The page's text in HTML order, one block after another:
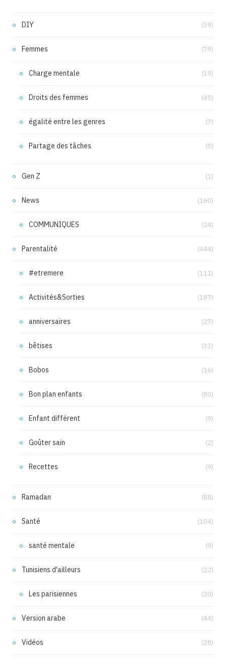
DIY (39)
Femmes (79)
Charge mentale (19)
Droits des femmes (45)
égalité entre les genres (7)
Partage des tâches (5)
Gen Z (1)
News (160)
COMMUNIQUES (24)
Parentalité (444)
#etremere (111)
Activités&Sorties (187)
anniversaires (27)
bêtises (33)
Bobos (16)
Bon plan enfants (80)
Enfant différent (9)
Goûter sain (2)
Recettes (9)
Ramadan (88)
Santé (104)
santé mentale (9)
Tunisiens d'ailleurs (22)
Les parisiennes (20)
Version arabe (44)
Vidéos (28)